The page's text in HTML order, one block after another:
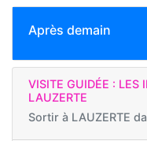
Après demain
VISITE GUIDÉE : LES
LAUZERTE
Sortir à LAUZERTE